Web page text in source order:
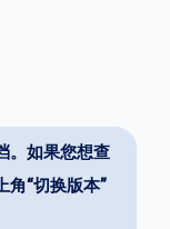
。如果您想查
角“切换版本”